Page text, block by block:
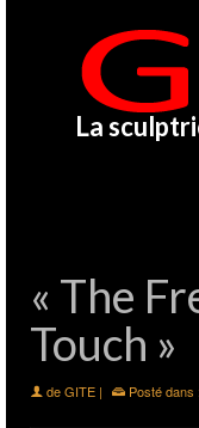
La
« The
Touch »
deGITE | Posté dans :